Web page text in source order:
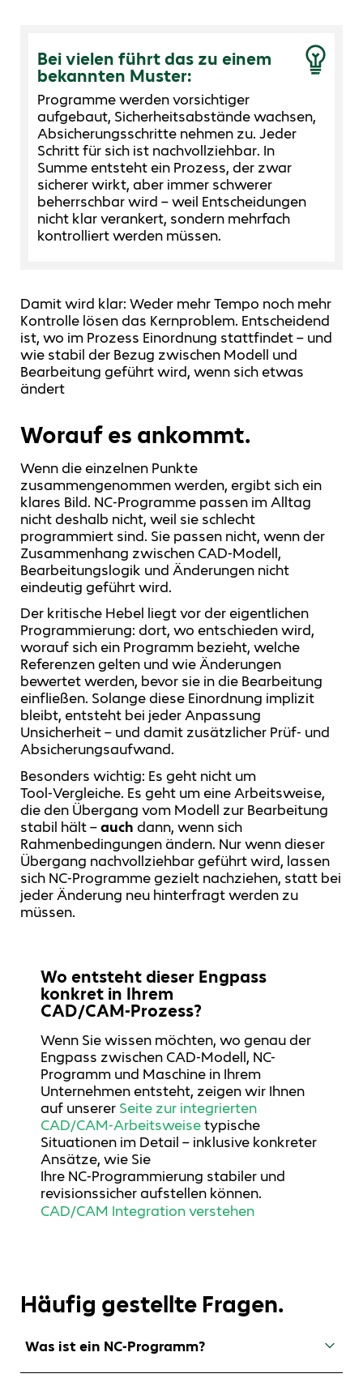
Bei vielen führt das zu einem
bekannten Muster:
Programme werden vorsichtiger
aufgebaut, Sicherheitsabstände wachsen,
Absicherungsschritte nehmen zu. Jeder
Schritt für sich ist nachvollziehbar. In
Summe entsteht ein Prozess, der zwar
sicherer wirkt, aber immer schwerer
beherrschbar wird – weil Entscheidungen
nicht klar verankert, sondern mehrfach
kontrolliert werden müssen.
Damit wird klar: Weder mehr Tempo noch mehr
Kontrolle lösen das Kernproblem. Entscheidend
ist, wo im Prozess Einordnung stattfindet – und
wie stabil der Bezug zwischen Modell und
Bearbeitung geführt wird, wenn sich etwas
ändert
Worauf es ankommt.
Wenn die einzelnen Punkte
zusammengenommen werden, ergibt sich ein
klares Bild. NC‑Programme passen im Alltag
nicht deshalb nicht, weil sie schlecht
programmiert sind. Sie passen nicht, wenn der
Zusammenhang zwischen CAD‑Modell,
Bearbeitungslogik und Änderungen nicht
eindeutig geführt wird.
Der kritische Hebel liegt vor der eigentlichen
Programmierung: dort, wo entschieden wird,
worauf sich ein Programm bezieht, welche
Referenzen gelten und wie Änderungen
bewertet werden, bevor sie in die Bearbeitung
einfließen. Solange diese Einordnung implizit
bleibt, entsteht bei jeder Anpassung
Unsicherheit – und damit zusätzlicher Prüf‑ und
Absicherungsaufwand.
Besonders wichtig: Es geht nicht um
Tool‑Vergleiche. Es geht um eine Arbeitsweise,
die den Übergang vom Modell zur Bearbeitung
stabil hält –auch dann, wenn sich
Rahmenbedingungen ändern. Nur wenn dieser
Übergang nachvollziehbar geführt wird, lassen
sich NC‑Programme gezielt nachziehen, statt bei
jeder Änderung neu hinterfragt werden zu
müssen.
Wo entsteht dieser Engpass
konkret in Ihrem
CAD/CAM‑Prozess?
Wenn Sie wissen möchten, wo genau der
Engpass zwischen CAD‑Modell, NC-
Programm und Maschine in Ihrem
Unternehmen entsteht, zeigen wir Ihnen
auf unserer Seite zur integrierten
CAD/CAM‑Arbeitsweisetypische
Situationen im Detail – inklusive konkreter
Ansätze, wie Sie
Ihre NC‑Programmierung stabiler und
revisionssicher aufstellen können.
CAD/CAM Integration verstehen
Häufig gestellte Fragen.
Was ist ein NC-Programm?
Ein NC‑Programm bezeichnet eine digitale